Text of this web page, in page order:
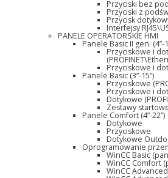
Przyciski bez
Przyciski z
Przycisk
Interfejsy
PANELE OPERATORSKIE HMI
Panele Basic II gen. (4”-
Przyciskowe i
Przyciskowe i
Panele Basic (3”-15”)
Przyciskowe
Przyciskowe i
Dotykowe
Zestawy
Panele Comfort (4”-22”)
Dotykowe
Przyciskowe
Dotykowe
Oprogramowanie
WinCC Basic
WinCC Comfort
WinCC